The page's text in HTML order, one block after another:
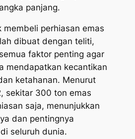
panjang.
membeli perhiasan emas
dibuat dengan teliti,
faktor penting agar
mendapatkan kecantikan
ketahanan. Menurut
sekitar 300 ton emas
saja, menunjukkan
dan pentingnya
seluruh dunia.